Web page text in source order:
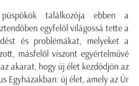
találkozója ebben a
egyfelől világossá tette a
és problémákat, melyeket a
másfelől viszont egyértelművé
akarat, hogy új élet kezdődjön az
Egyházakban: új élet, amely az Úr